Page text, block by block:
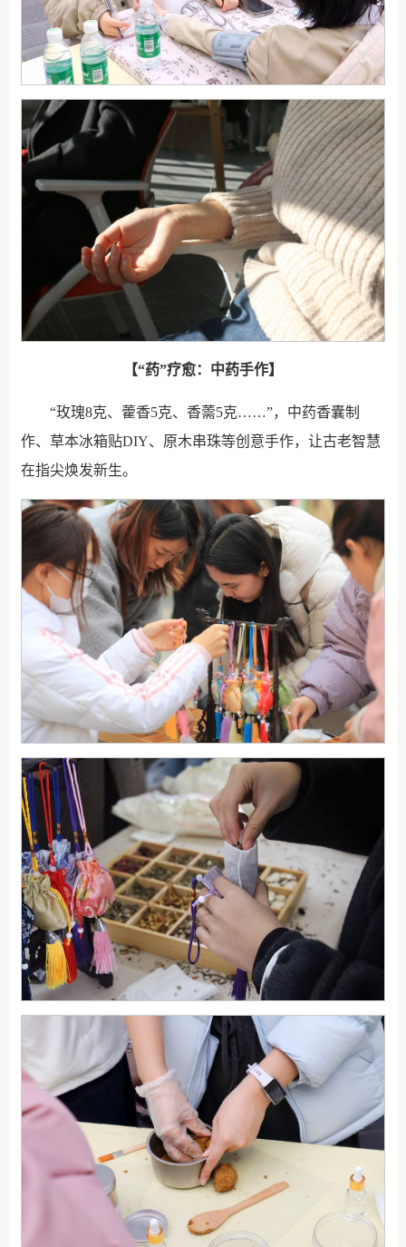
【“药”疗愈：中药手作】
“玫瑰8克、藿香5克、香薷5克……”，中药香囊制
作、草本冰箱贴DIY、原木串珠等创意手作，让古老智慧
在指尖焕发新生。